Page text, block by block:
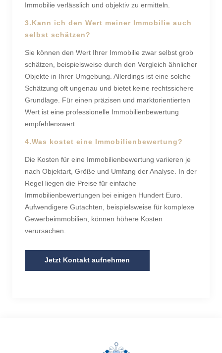
Immobilie verlässlich und objektiv zu ermitteln.
3.Kann ich den Wert meiner Immobilie auch
selbst schätzen?
Sie können den Wert Ihrer Immobilie zwar selbst grob
schätzen, beispielsweise durch den Vergleich ähnlicher
Objekte in Ihrer Umgebung. Allerdings ist eine solche
Schätzung oft ungenau und bietet keine rechtssichere
Grundlage. Für einen präzisen und marktorientierten
Wert ist eine professionelle Immobilienbewertung
empfehlenswert.
4.Was kostet eine Immobilienbewertung?
Die Kosten für eine Immobilienbewertung variieren je
nach Objektart, Größe und Umfang der Analyse. In der
Regel liegen die Preise für einfache
Immobilienbewertungen bei einigen Hundert Euro.
Aufwendigere Gutachten, beispielsweise für komplexe
Gewerbeimmobilien, können höhere Kosten
verursachen.
Jetzt Kontakt aufnehmen